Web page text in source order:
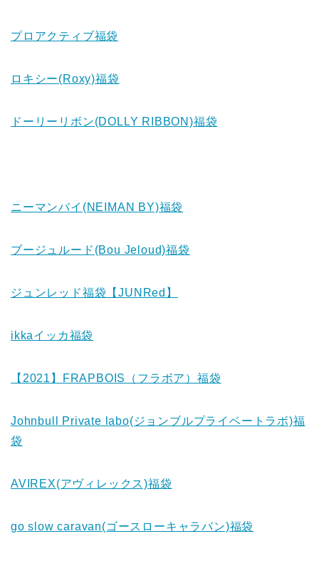
プロアクティブ福袋
ロキシー(Roxy)福袋
ドーリーリボン(DOLLY RIBBON)福袋
ニーマンバイ(NEIMAN BY)福袋
ブージュルード(Bou Jeloud)福袋
ジュンレッド福袋【JUNRed】
ikkaイッカ福袋
【2021】FRAPBOIS（フラボア）福袋
Johnbull Private labo(ジョンブルプライベートラボ)福
袋
AVIREX(アヴィレックス)福袋
go slow caravan(ゴースローキャラバン)福袋